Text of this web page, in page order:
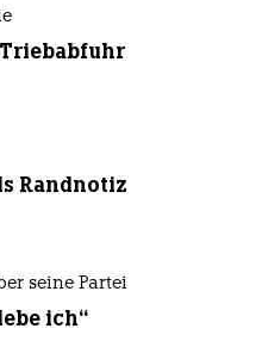
Randnotiz
seine Partei
ich“